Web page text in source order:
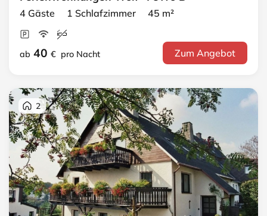
4 Gäste 1 Schlafzimmer 45 m²
ab 40 € pro Nacht Zum Angebot
2